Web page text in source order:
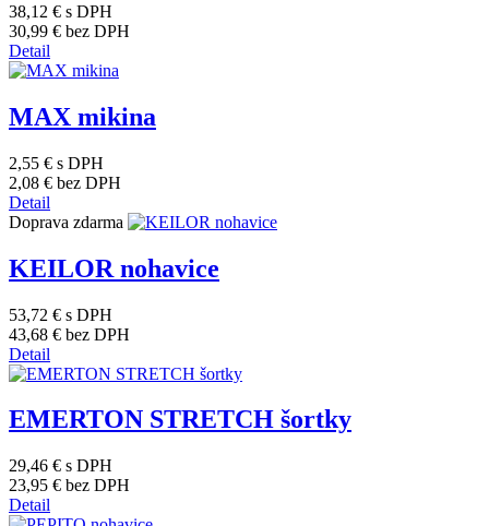
38,12 € s DPH
30,99 € bez DPH
Detail
MAX mikina
2,55 € s DPH
2,08 € bez DPH
Detail
Doprava zdarma
KEILOR nohavice
53,72 € s DPH
43,68 € bez DPH
Detail
EMERTON STRETCH šortky
29,46 € s DPH
23,95 € bez DPH
Detail